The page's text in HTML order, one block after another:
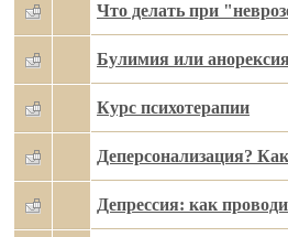
Что делать при
Булимия или
Курс психотерапии
Деперсонализация?
Депрессия: как